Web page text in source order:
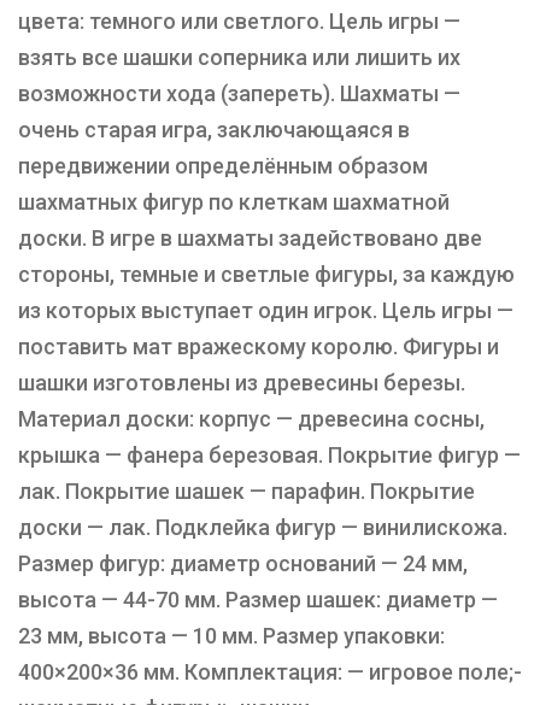
цвета: темного или светлого. Цель игры —
взять все шашки соперника или лишить их
возможности хода (запереть). Шахматы —
очень старая игра, заключающаяся в
передвижении определённым образом
шахматных фигур по клеткам шахматной
доски. В игре в шахматы задействовано две
стороны, темные и светлые фигуры, за каждую
из которых выступает один игрок. Цель игры —
поставить мат вражескому королю. Фигуры и
шашки изготовлены из древесины березы.
Материал доски: корпус — древесина сосны,
крышка — фанера березовая. Покрытие фигур —
лак. Покрытие шашек — парафин. Покрытие
доски — лак. Подклейка фигур — винилискожа.
Размер фигур: диаметр оснований — 24 мм,
высота — 44-70 мм. Размер шашек: диаметр —
23 мм, высота — 10 мм. Размер упаковки:
400×200×36 мм. Комплектация: — игровое поле;-